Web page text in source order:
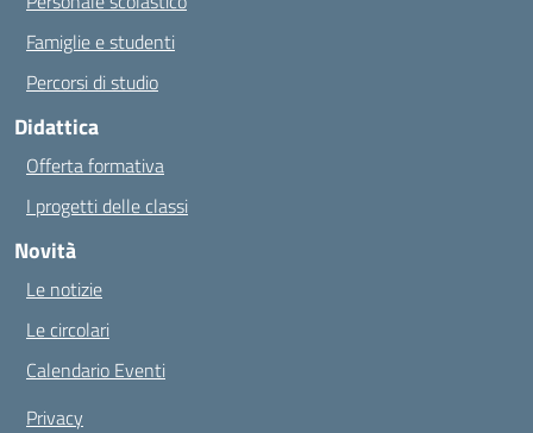
Famiglie e studenti
Percorsi di studio
Didattica
Offerta formativa
I progetti delle classi
Novità
Le notizie
Le circolari
Calendario Eventi
Privacy